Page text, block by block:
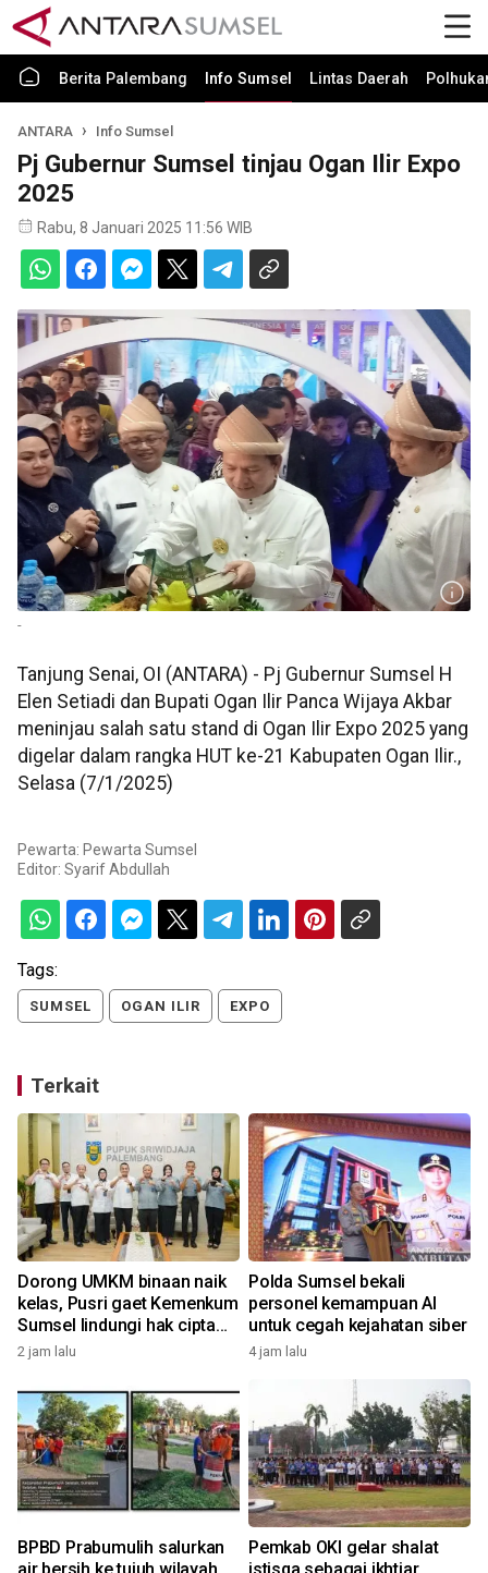
Berita Palembang Info Sumsel Lintas Daerah
ANTARA Info Sumsel
Pj Gubernur Sumsel tinjau Ogan Ilir Expo
2025
Rabu, 8 Januari 2025 11:56 WIB
-
Tanjung Senai, OI (ANTARA) - Pj Gubernur Sumsel H
Elen Setiadi dan Bupati Ogan Ilir Panca Wijaya Akbar
meninjau salah satu stand di Ogan Ilir Expo 2025 yang
digelar dalam rangka HUT ke-21 Kabupaten Ogan Ilir.,
Selasa (7/1/2025)
Pewarta: Pewarta Sumsel
Editor: Syarif Abdullah
Tags:
SUMSEL OGAN ILIR EXPO
Terkait
Dorong UMKM binaan naik
kelas, Pusri gaet Kemenkum
Sumsel lindungi hak cipta
dan merek
2 jam lalu
Polda Sumsel bekali
personel kemampuan AI
untuk cegah kejahatan siber
4 jam lalu
BPBD Prabumulih salurkan
Pemkab OKI gelar shalat